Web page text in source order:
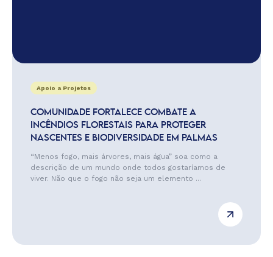
Apoio a Projetos
COMUNIDADE FORTALECE COMBATE A
INCÊNDIOS FLORESTAIS PARA PROTEGER
NASCENTES E BIODIVERSIDADE EM PALMAS
“Menos fogo, mais árvores, mais água” soa como a
descrição de um mundo onde todos gostaríamos de
viver. Não que o fogo não seja um elemento ...